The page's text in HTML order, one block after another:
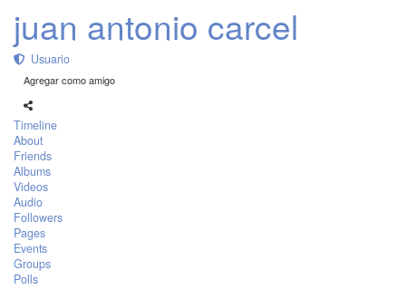
juan antonio carcel
Usuario
Agregar como amigo
Timeline
About
Friends
Albums
Videos
Audio
Followers
Pages
Events
Groups
Polls